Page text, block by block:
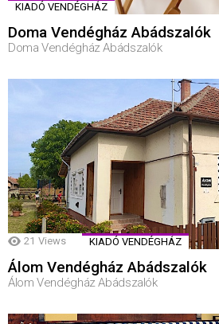
KIADÓ VENDÉGHÁZ
Doma Vendégház Abádszalók
Doma Vendégház Abádszalók
21 Views KIADÓ VENDÉGHÁZ
Álom Vendégház Abádszalók
Álom Vendégház Abádszalók